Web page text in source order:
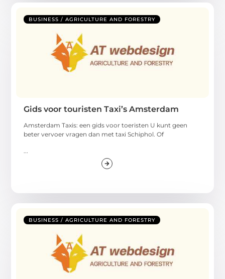
BUSINESS / AGRICULTURE AND FORESTRY
Gids voor touristen Taxi’s Amsterdam
Amsterdam Taxis: een gids voor toeristen U kunt geen
beter vervoer vragen dan met taxi Schiphol. Of
BUSINESS / AGRICULTURE AND FORESTRY